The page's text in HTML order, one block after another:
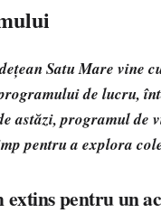
Satu Mare vine
de lucru,
astăzi, programul
pentru a explora
pentru un